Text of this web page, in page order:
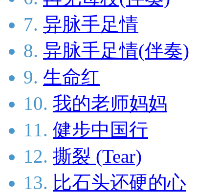
7. 异脉手足情
8. 异脉手足情(伴奏)
9. 生命红
10. 我的老师妈妈
11. 健步中国行
12. 撕裂 (Tear)
13. 比石头还硬的心